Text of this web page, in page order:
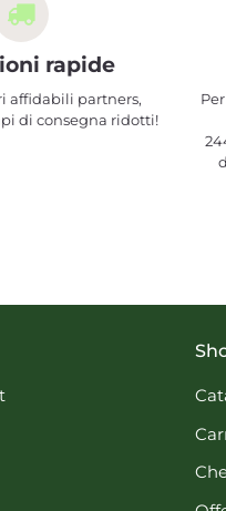
rapide
affidabili partners,
di consegna ridotti!